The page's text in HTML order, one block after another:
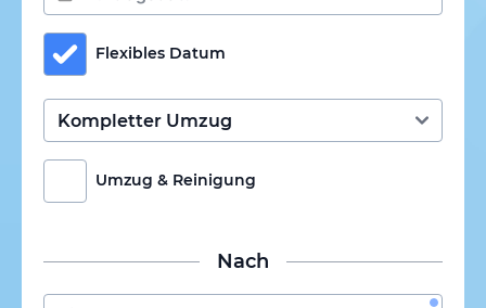
Flexibles Datum
Umzug & Reinigung
Nach